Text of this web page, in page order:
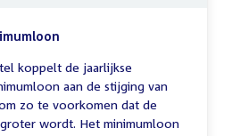
koppelt de jaarlijkse
aan de stijging van
zo te voorkomen dat de
wordt. Het minimumloon